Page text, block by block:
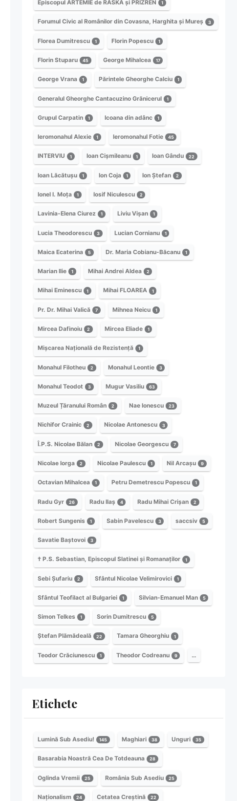
Episcopul ARTEMIE de RASKA și PRIZREN 1
Forumul Civic al Românilor din Covasna, Harghita și Mureș 3
Florea Dumitrescu 1 Florin Popescu 1
Florin Stuparu 45 George Mihalcea 17
George Vrana 1 Părintele Gheorghe Calciu 1
Generalul Gheorghe Cantacuzino Grănicerul 1
Grupul Carpatin 1 Icoana din adânc 1
Ieromonahul Alexie 1 Ieromonahul Fotie 45
INTERVIU 1 Ioan Cișmileanu 1 Ioan Gându 22
Ioan Lăcătușu 1 Ion Coja 1 Ion Ștefan 2
Ionel I. Moța 1 Iosif Niculescu 2
Lavinia-Elena Ciurez 1 Liviu Vișan 1
Lucia Theodorescu 3 Lucian Cornianu 1
Maica Ecaterina 5 Dr. Maria Cobianu-Băcanu 1
Marian Ilie 1 Mihai Andrei Aldea 2
Mihai Eminescu 1 Mihai FLOAREA 1
Pr. Dr. Mihai Valică 7 Mihnea Neicu 1
Mircea Dafinoiu 2 Mircea Eliade 1
Mișcarea Națională de Rezistență 1
Monahul Filotheu 2 Monahul Leontie 3
Monahul Teodot 3 Mugur Vasiliu 63
Muzeul Țăranului Român 2 Nae Ionescu 23
Nichifor Crainic 2 Nicolae Antonescu 3
Î.P.S. Nicolae Bălan 2 Nicolae Georgescu 7
Nicolae Iorga 2 Nicolae Paulescu 1 Nil Arcașu 9
Octavian Mihalcea 1 Petru Demetrescu Popescu 1
Radu Gyr 26 Radu Ilaș 4 Radu Mihai Crișan 2
Robert Sungenis 1 Sabin Pavelescu 3 saccsiv 5
Savatie Baștovoi 3
† P.S. Sebastian, Episcopul Slatinei și Romanaților 1
Sebi Șufariu 2 Sfântul Nicolae Velimirovici 1
Sfântul Teofilact al Bulgariei 1 Silvian-Emanuel Man 5
Simon Telkes 1 Sorin Dumitrescu 5
Ștefan Plămădeală 22 Tamara Gheorghiu 1
Teodor Crăciunescu 1 Theodor Codreanu 9 …
Etichete
Lumină Sub Asediu! 145 Maghiari 38 Unguri 35
Basarabia Noastră Cea De Totdeauna 28
Oglinda Vremii 25 România Sub Asediu 25
Naționalism 24 Cetatea Creștină 22